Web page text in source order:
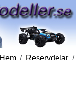
Hem Reservdelar